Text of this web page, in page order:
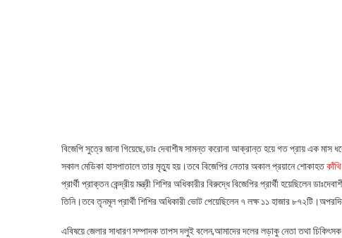
বিজেপি সুত্রে জানা গিয়েছে,ডাঃ দেবাশীষ সামন্ত করোনা আক্রান্ত হয়ে গত প্রায় এক মাস
সকাল মেডিকা হাসপাতালে তার মৃত্যু হয়।তবে বিজেপির নেতার অকাল প্রয়ানে শোকাহতকাঁথি
প্রার্থী প্রাক্তন কেন্দ্রীয় মন্ত্রী শিশির অধিকারীর বিরুদ্ধে বিজেপির প্রার্থী হয়েছিলেন
তিনি।তবে তৃনমূল প্রার্থী শিশির অধিকারী ভোট পেয়েছিলেন ৭ লক্ষ ১১ হাজার
এবিষয়ে জেলার সাধারণ সম্পাদক তাপস দলুই বলেন,আমাদের দলের লড়াকু নেতা তথা